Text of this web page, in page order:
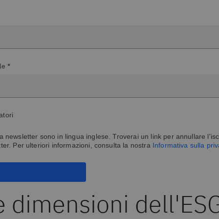
*
newsletter sono in lingua inglese. Troverai un link per annullare
Per ulteriori informazioni, consulta la nostra Informativa sulla
dimensioni